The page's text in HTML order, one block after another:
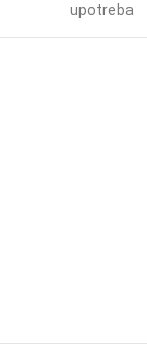
upotreba